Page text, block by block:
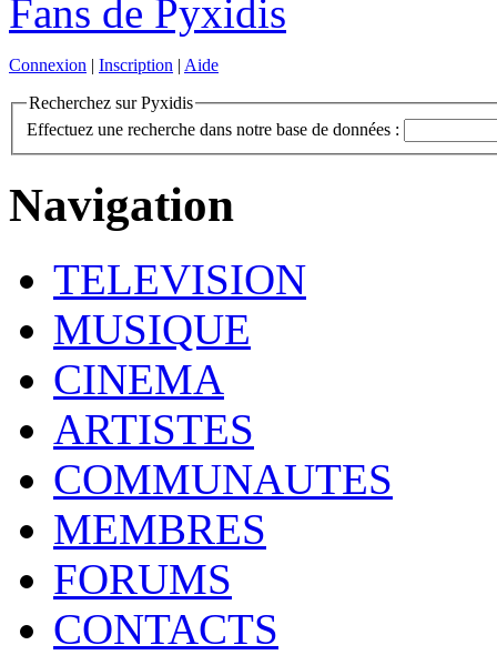
Connexion | Inscription | Aide
Recherchez sur Pyxidis
Effectuez une recherche dans notre base de données :
Navigation
TELEVISION
MUSIQUE
CINEMA
ARTISTES
COMMUNAUTES
MEMBRES
FORUMS
CONTACTS